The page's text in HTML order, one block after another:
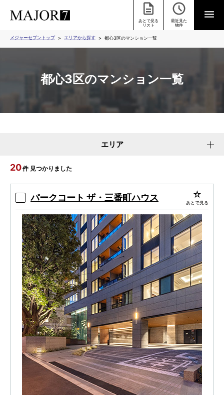
あとで見る
リスト
最近見た
物件
メジャーセブントップ エリアから探す 都心3区のマンション一覧
都心3区のマンション一覧
エリア
20件 見つかりました
パークコート ザ・三番町ハウス あとで見る